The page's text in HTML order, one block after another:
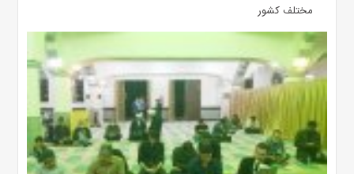
مختلف کشور